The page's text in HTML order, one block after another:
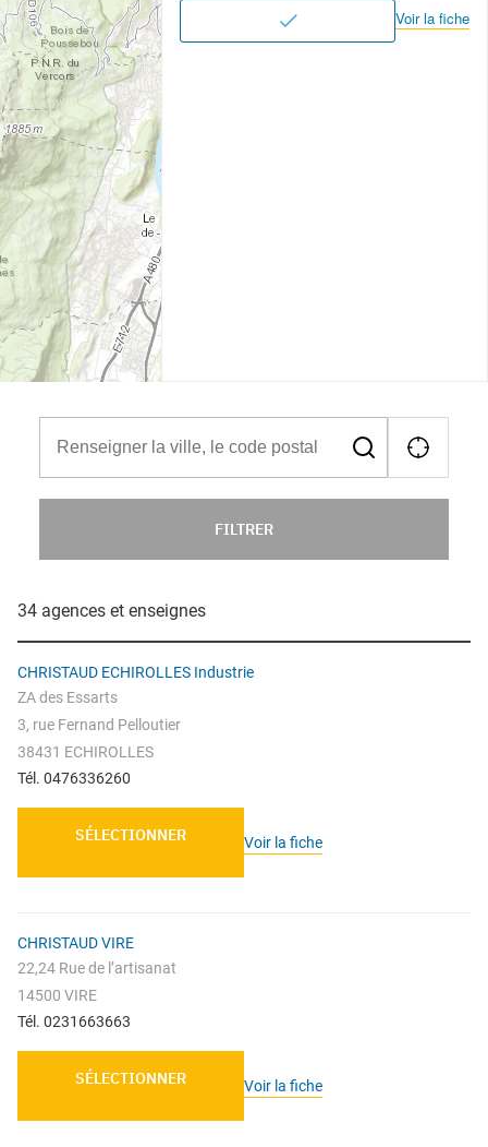
Voir la fiche
FILTRER
34 agences et enseignes
CHRISTAUD ECHIROLLES Industrie
ZA des Essarts
3, rue Fernand Pelloutier
38431 ECHIROLLES
Tél. 0476336260
SÉLECTIONNER Voir la fiche
CHRISTAUD VIRE
22,24 Rue de l’artisanat
14500 VIRE
Tél. 0231663663
SÉLECTIONNER Voir la fiche